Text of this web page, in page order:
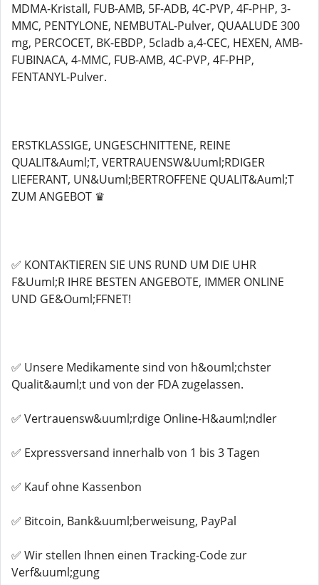
MDMA-Kristall, FUB-AMB, 5F-ADB, 4C-PVP, 4F-PHP, 3-
MMC, PENTYLONE, NEMBUTAL-Pulver, QUAALUDE 300
mg, PERCOCET, BK-EBDP, 5cladb a,4-CEC, HEXEN, AMB-
FUBINACA, 4-MMC, FUB-AMB, 4C-PVP, 4F-PHP,
FENTANYL-Pulver.
ERSTKLASSIGE, UNGESCHNITTENE, REINE
QUALIT&Auml;T, VERTRAUENSW&Uuml;RDIGER
LIEFERANT, UN&Uuml;BERTROFFENE QUALIT&Auml;T
ZUM ANGEBOT ♛
✅ KONTAKTIEREN SIE UNS RUND UM DIE UHR
F&Uuml;R IHRE BESTEN ANGEBOTE, IMMER ONLINE
UND GE&Ouml;FFNET!
✅ Unsere Medikamente sind von h&ouml;chster
Qualit&auml;t und von der FDA zugelassen.
✅ Vertrauensw&uuml;rdige Online-H&auml;ndler
✅ Expressversand innerhalb von 1 bis 3 Tagen
✅ Kauf ohne Kassenbon
✅ Bitcoin, Bank&uuml;berweisung, PayPal
✅ Wir stellen Ihnen einen Tracking-Code zur
Verf&uuml;gung